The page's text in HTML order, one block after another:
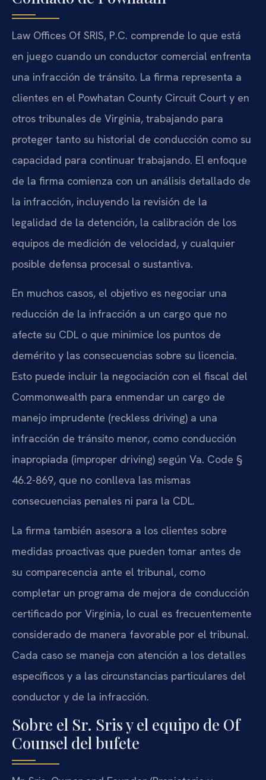
Law Offices Of SRIS, P.C. comprende lo que está
en juego cuando un conductor comercial enfrenta
una infracción de tránsito. La firma representa a
clientes en el Powhatan County Circuit Court y en
otros tribunales de Virginia, trabajando para
proteger tanto su historial de conducción como su
capacidad para continuar trabajando. El enfoque
de la firma comienza con un análisis detallado de
la infracción, incluyendo la revisión de la
legalidad de la detención, la calibración de los
equipos de medición de velocidad, y cualquier
posible defensa procesal o sustantiva.
En muchos casos, el objetivo es negociar una
reducción de la infracción a un cargo que no
afecte su CDL o que minimice los puntos de
demérito y las consecuencias sobre su licencia.
Esto puede incluir la negociación con el fiscal del
Commonwealth para enmendar un cargo de
manejo imprudente (reckless driving) a una
infracción de tránsito menor, como conducción
inapropiada (improper driving) según Va. Code §
46.2-869, que no conlleva las mismas
consecuencias penales ni para la CDL.
La firma también asesora a los clientes sobre
medidas proactivas que pueden tomar antes de
su comparecencia ante el tribunal, como
completar un programa de mejora de conducción
certificado por Virginia, lo cual es frecuentemente
considerado de manera favorable por el tribunal.
Cada caso se maneja con atención a los detalles
específicos y a las circunstancias particulares del
conductor y de la infracción.
Sobre el Sr. Sris y el equipo de Of
Counsel del bufete